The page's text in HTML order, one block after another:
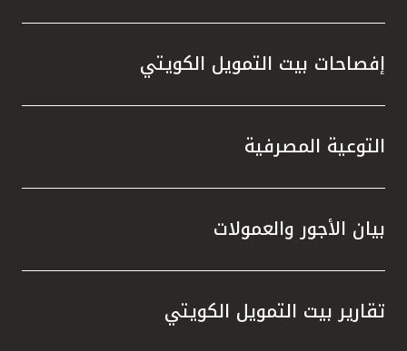
إفصاحات بيت التمويل الكويتي
التوعية المصرفية
بيان الأجور والعمولات
تقارير بيت التمويل الكويتي